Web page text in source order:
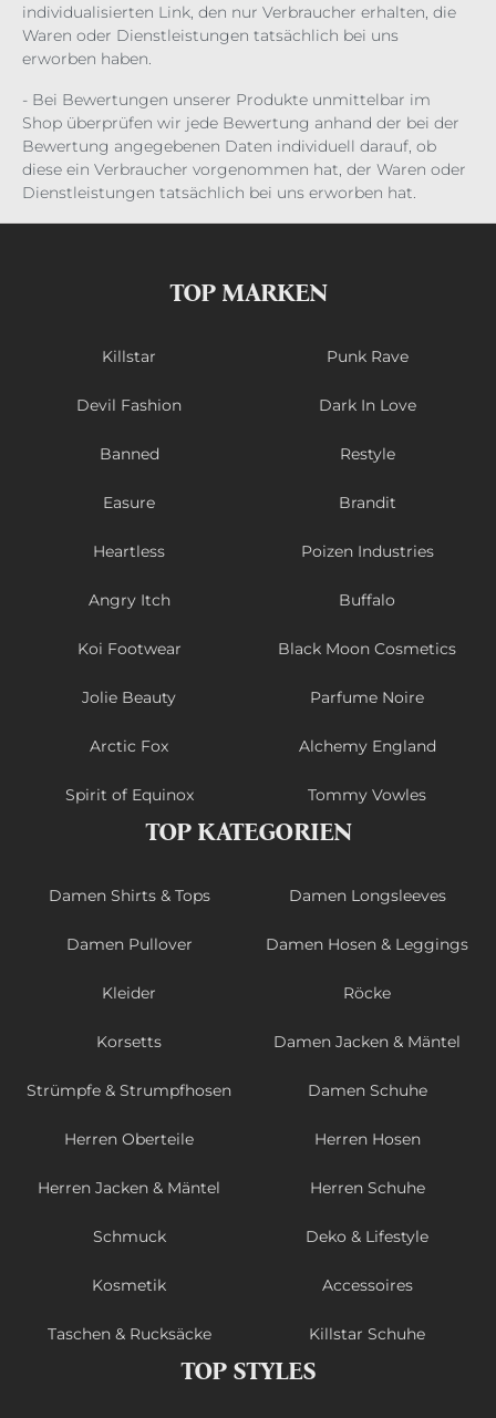
individualisierten Link, den nur Verbraucher erhalten, die
Waren oder Dienstleistungen tatsächlich bei uns
erworben haben.
- Bei Bewertungen unserer Produkte unmittelbar im
Shop überprüfen wir jede Bewertung anhand der bei der
Bewertung angegebenen Daten individuell darauf, ob
diese ein Verbraucher vorgenommen hat, der Waren oder
Dienstleistungen tatsächlich bei uns erworben hat.
TOP MARKEN
Killstar Punk Rave
Devil Fashion Dark In Love
Banned Restyle
Easure Brandit
Heartless Poizen Industries
Angry Itch Buffalo
Koi Footwear Black Moon Cosmetics
Jolie Beauty Parfume Noire
Arctic Fox Alchemy England
Spirit of Equinox Tommy Vowles
TOP KATEGORIEN
Damen Shirts & Tops Damen Longsleeves
Damen Pullover Damen Hosen & Leggings
Kleider Röcke
Korsetts Damen Jacken & Mäntel
Strümpfe & Strumpfhosen Damen Schuhe
Herren Oberteile Herren Hosen
Herren Jacken & Mäntel Herren Schuhe
Schmuck Deko & Lifestyle
Kosmetik Accessoires
Taschen & Rucksäcke Killstar Schuhe
TOP STYLES